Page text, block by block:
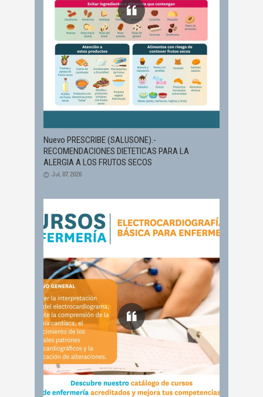
Nuevo PRESCRIBE (SALUSONE).-
RECOMENDACIONES DIETETICAS PARA LA
ALERGIA A LOS FRUTOS SECOS
Jul, 07, 2026